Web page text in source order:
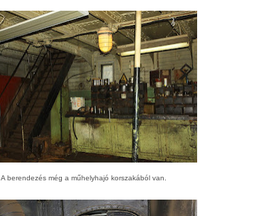
A berendezés még a műhelyhajó korszakából van.